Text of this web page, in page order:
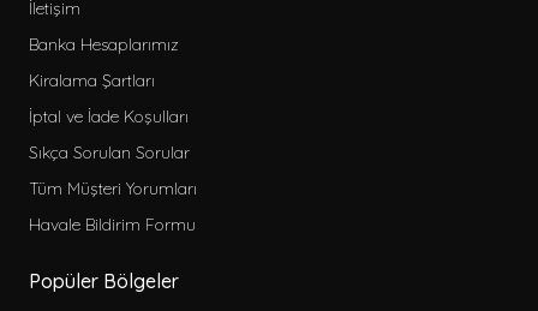
Kategoriler
2026 Erken Rezervasyon Villa Kiralama
2026 Kiralık Villa
Kiralık Muhafazakar Villa
Balayı Villaları
Sitemize Özel Kiralık Villa
Çocuk Havuzlu Kiralık Villa
Deniz Manzaralı Kiralık Villa
İletişim
Banka Hesaplarımız
Kiralama Şartları
İptal ve İade Koşulları
Sıkça Sorulan Sorular
Tüm Müşteri Yorumları
Havale Bildirim Formu
Popüler Bölgeler